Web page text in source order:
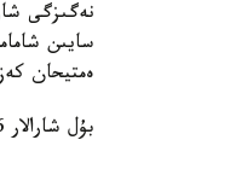
نەگىزگى
ەمتيحان
بۇل شارالار 16 جاستان اسقان ورتا مەكتەپ وقۋشىلارىنا قاتىستى بولادى.